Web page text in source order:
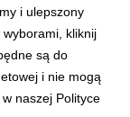
intelektua...
7 8
i ulepszony
kliknij
są do
i nie mogą
naszej Polityce